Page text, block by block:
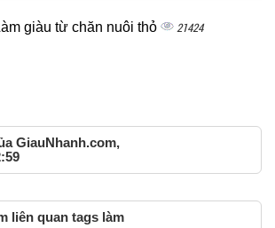
giàu từ chăn nuôi thỏ 21424
GiauNhanh.com,
liên quan tags làm